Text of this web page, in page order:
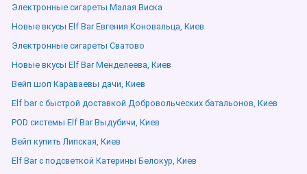
Электронные сигареты Малая Виска
Новые вкусы Elf Bar Евгения Коновальца, Киев
Электронные сигареты Сватово
Новые вкусы Elf Bar Менделеева, Киев
Вейп шоп Караваевы дачи, Киев
Elf bar с быстрой доставкой Добровольческих батальонов, Киев
POD системы Elf Bar Выдубичи, Киев
Вейп купить Липская, Киев
Elf Bar с подсветкой Катерины Белокур, Киев